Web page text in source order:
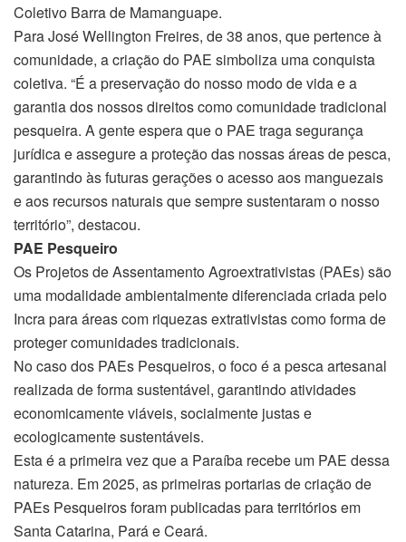
Coletivo Barra de Mamanguape.
Para José Wellington Freires, de 38 anos, que pertence à
comunidade, a criação do PAE simboliza uma conquista
coletiva. “É a preservação do nosso modo de vida e a
garantia dos nossos direitos como comunidade tradicional
pesqueira. A gente espera que o PAE traga segurança
jurídica e assegure a proteção das nossas áreas de pesca,
garantindo às futuras gerações o acesso aos manguezais
e aos recursos naturais que sempre sustentaram o nosso
território”, destacou.
PAE Pesqueiro
Os Projetos de Assentamento Agroextrativistas (PAEs) são
uma modalidade ambientalmente diferenciada criada pelo
Incra para áreas com riquezas extrativistas como forma de
proteger comunidades tradicionais.
No caso dos PAEs Pesqueiros, o foco é a pesca artesanal
realizada de forma sustentável, garantindo atividades
economicamente viáveis, socialmente justas e
ecologicamente sustentáveis.
Esta é a primeira vez que a Paraíba recebe um PAE dessa
natureza. Em 2025, as primeiras portarias de criação de
PAEs Pesqueiros foram publicadas para territórios em
Santa Catarina, Pará e Ceará.